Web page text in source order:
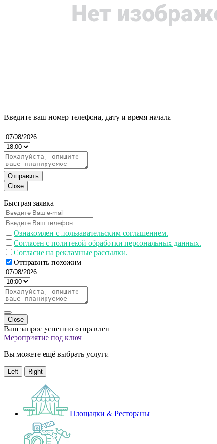
Введите ваш номер телефона, дату и время начала
Отправить
Close
Быстрая заявка
Ознакомлен с пользавательским соглашением.
Согласен с политекой обработки персональных данных.
Согласие на рекламные рассылки.
Отправить похожим
Close
Ваш запрос успешно отправлен
Мероприятие под ключ
Вы можете ещё выбрать услуги
Left Right
Площадки & Рестораны